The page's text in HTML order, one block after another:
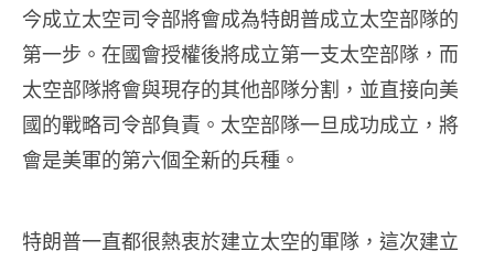
今成立太空司令部將會成為特朗普成立太空部隊的
第一步。在國會授權後將成立第一支太空部隊，而
太空部隊將會與現存的其他部隊分割，並直接向美
國的戰略司令部負責。太空部隊一旦成功成立，將
會是美軍的第六個全新的兵種。
特朗普一直都很熱衷於建立太空的軍隊，這次建立